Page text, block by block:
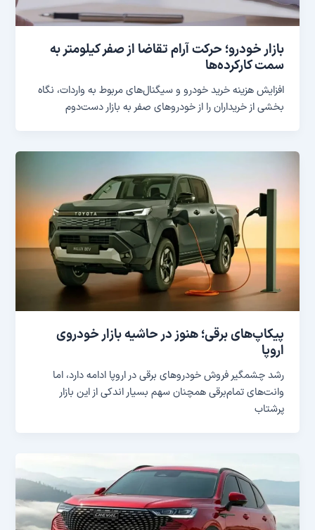
بازار خودرو؛ حرکت آرام تقاضا از صفر کیلومتر به
سمت کارکرده‌ها
افزایش هزینه خرید خودرو و سیگنال‌های مربوط به واردات، نگاه
بخشی از خریداران را از خودروهای صفر به بازار دست‌دوم
پیکاپ‌های برقی؛ هنوز در حاشیه بازار خودروی
اروپا
رشد چشمگیر فروش خودروهای برقی در اروپا ادامه دارد، اما
وانت‌های تمام‌برقی همچنان سهم بسیار اندکی از این بازار
پرشتاب